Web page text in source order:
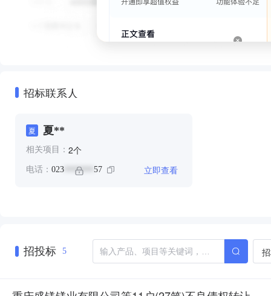
招标联系人
夏 夏**
相关项目： 2个
电话： 023 ******* 57 立即查看
招投标 5